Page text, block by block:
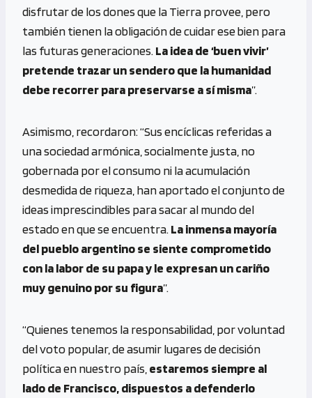
disfrutar de los dones que la Tierra provee, pero
también tienen la obligación de cuidar ese bien para
las futuras generaciones. La idea de ‘buen vivir’
pretende trazar un sendero que la humanidad
debe recorrer para preservarse a sí misma”.
Asimismo, recordaron: “Sus encíclicas referidas a
una sociedad armónica, socialmente justa, no
gobernada por el consumo ni la acumulación
desmedida de riqueza, han aportado el conjunto de
ideas imprescindibles para sacar al mundo del
estado en que se encuentra. La inmensa mayoría
del pueblo argentino se siente comprometido
con la labor de su papa y le expresan un cariño
muy genuino por su figura”.
“Quienes tenemos la responsabilidad, por voluntad
del voto popular, de asumir lugares de decisión
política en nuestro país, estaremos siempre al
lado de Francisco, dispuestos a defenderlo